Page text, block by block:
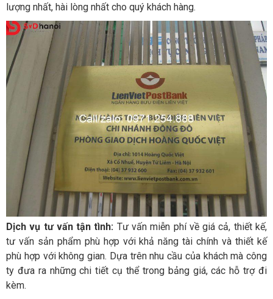
lượng nhất, hài lòng nhất cho quý khách hàng.
Dịch vụ tư vấn tận tình: Tư vấn miễn phí về giá cả, thiết kế,
tư vấn sản phẩm phù hợp với khả năng tài chính và thiết kế
phù hợp với không gian. Dựa trên nhu cầu của khách mà công
ty đưa ra những chi tiết cụ thể trong bảng giá, các hỗ trợ đi
kèm.